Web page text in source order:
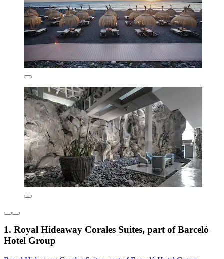
1. Royal Hideaway Corales Suites, part of Barceló
Hotel Group